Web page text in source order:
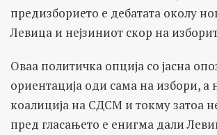
предизборието е дебатата околу
Левица и нејзиниот скор на
Оваа политичка опција со јасна
ориентација оди сама на избори, а
коалиција на СДСМ и токму затоа
пред гласањето е енигма дали